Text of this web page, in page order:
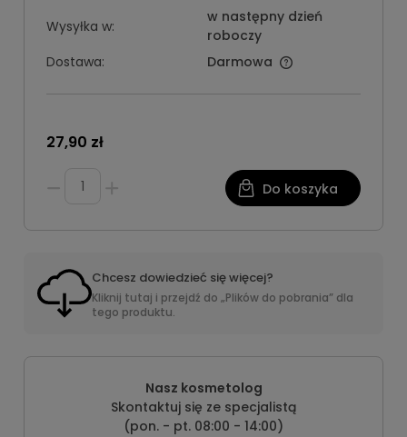
Wysyłka w:
w następny dzień
roboczy
Dostawa:
Darmowa
27,90 zł
Do koszyka
Chcesz dowiedzieć się więcej?
Kliknij tutaj i przejdź do „Plików do pobrania” dla
tego produktu.
Nasz kosmetolog
Skontaktuj się ze specjalistą
(pon. - pt. 08:00 - 14:00)